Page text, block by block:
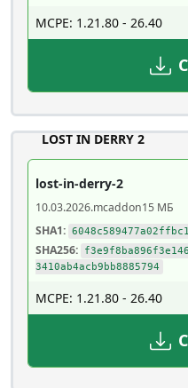
MCPE: 1.21.80 - 26.40
LOST IN DERRY 2
lost-in-derry-2
10.03.2026.mcaddon15 МБ
SHA1:
SHA256:
3410ab4acb9bb8885794
MCPE: 1.21.80 - 26.40